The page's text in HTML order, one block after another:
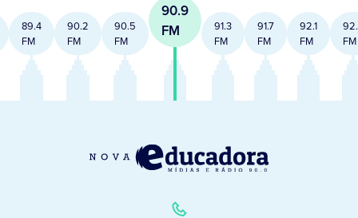
89.4
FM
90.2
FM
90.5
FM
90.9
FM
91.3
FM
91.7
FM
92.1
FM
FM